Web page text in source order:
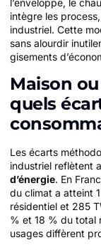
l’enveloppe, le
intègre les
industriel. Cette
sans alourdir
gisements
Maison
quels
Les écarts
industriel reflètent
d’énergie. En
du climat a atteint
résidentiel et 285
% et 18 % du total
usages diffèrent